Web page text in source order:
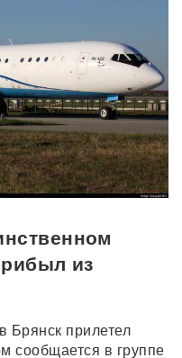
из
Брянск прилетел
сообщается в группе